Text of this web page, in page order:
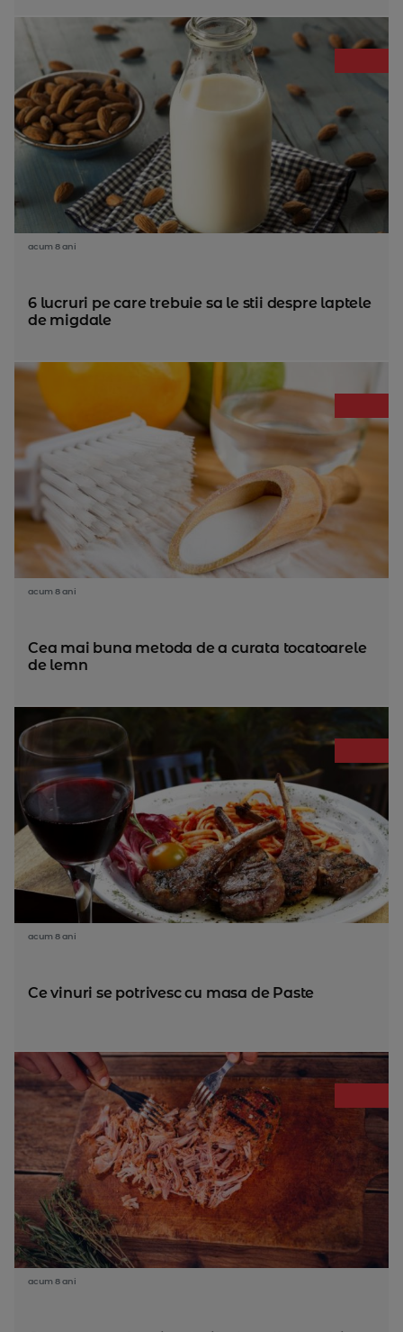
acum 8 ani
6 lucruri pe care trebuie sa le stii despre laptele
de migdale
acum 8 ani
Cea mai buna metoda de a curata tocatoarele
de lemn
acum 8 ani
Ce vinuri se potrivesc cu masa de Paste
acum 8 ani